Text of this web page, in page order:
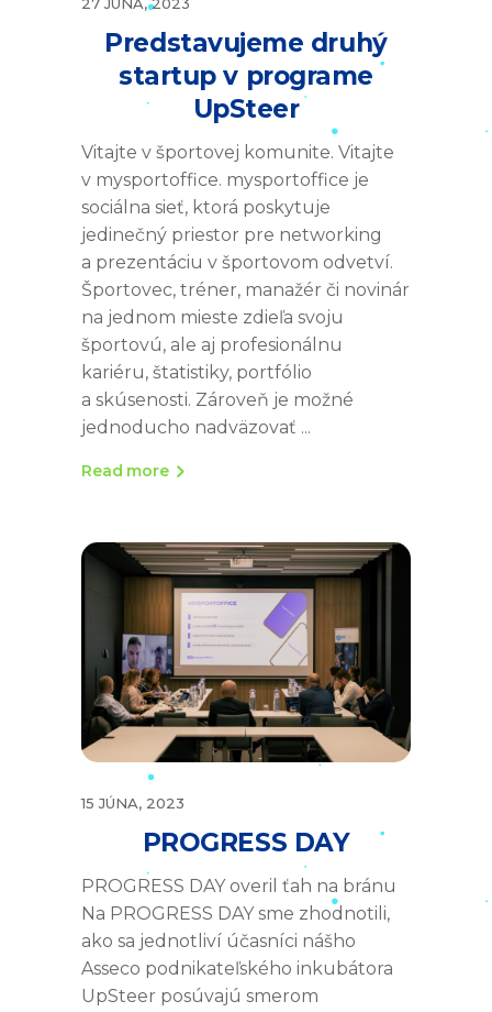
27 JÚNA, 2023
Predstavujeme druhý
startup v programe
UpSteer
Vitajte v športovej komunite. Vitajte
v mysportoffice. mysportoffice je
sociálna sieť, ktorá poskytuje
jedinečný priestor pre networking
a prezentáciu v športovom odvetví.
Športovec, tréner, manažér či novinár
na jednom mieste zdieľa svoju
športovú, ale aj profesionálnu
kariéru, štatistiky, portfólio
a skúsenosti. Zároveň je možné
jednoducho nadväzovať
Read more
15 JÚNA, 2023
PROGRESS DAY
PROGRESS DAY overil ťah na bránu
Na PROGRESS DAY sme zhodnotili,
ako sa jednotliví účasníci nášho
Asseco podnikateľského inkubátora
UpSteer posúvajú smerom